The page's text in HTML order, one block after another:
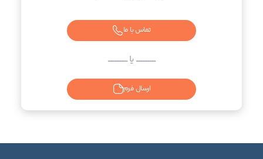
تماس با ما
ــــــــــــــــــــــــ یا ــــــــــــــــــــــــ
ارسال فرم